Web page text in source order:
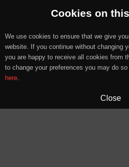
Cookies on
We use cookies to ensure that we give
website. If you continue without changing
you are happy to receive all cookies from
to change your preferences you may do
here.
Close